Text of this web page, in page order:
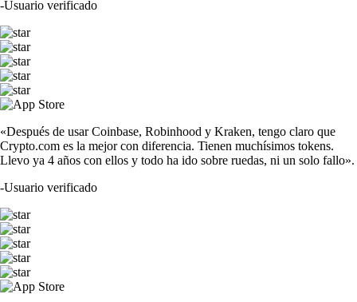
-Usuario verificado
«Después de usar Coinbase, Robinhood y Kraken, tengo claro que
Crypto.com es la mejor con diferencia. Tienen muchísimos tokens.
Llevo ya 4 años con ellos y todo ha ido sobre ruedas, ni un solo fallo».
-Usuario verificado